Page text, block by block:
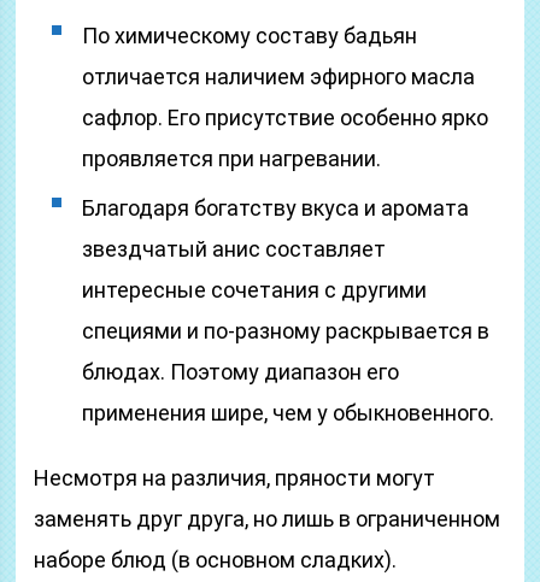
По химическому составу бадьян
отличается наличием эфирного масла
сафлор. Его присутствие особенно ярко
проявляется при нагревании.
Благодаря богатству вкуса и аромата
звездчатый анис составляет
интересные сочетания с другими
специями и по-разному раскрывается в
блюдах. Поэтому диапазон его
применения шире, чем у обыкновенного.
Несмотря на различия, пряности могут
заменять друг друга, но лишь в ограниченном
наборе блюд (в основном сладких).